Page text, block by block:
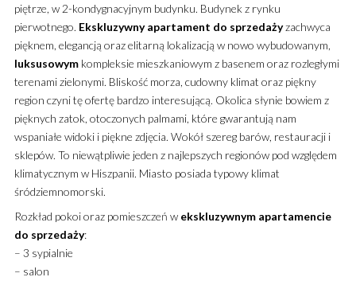
piętrze, w 2-kondygnacyjnym budynku. Budynek z rynku
pierwotnego. Ekskluzywny apartament do sprzedażyzachwyca
pięknem, elegancją oraz elitarną lokalizacją w nowo wybudowanym,
luksusowymkompleksie mieszkaniowym z basenem oraz rozległymi
terenami zielonymi. Bliskość morza, cudowny klimat oraz piękny
region czyni tę ofertę bardzo interesującą. Okolica słynie bowiem z
pięknych zatok, otoczonych palmami, które gwarantują nam
wspaniałe widoki i piękne zdjęcia. Wokół szereg barów, restauracji i
sklepów. To niewątpliwie jeden z najlepszych regionów pod względem
klimatycznym w Hiszpanii. Miasto posiada typowy klimat
śródziemnomorski.
Rozkład pokoi oraz pomieszczeń w ekskluzywnym apartamencie
do sprzedaży:
– 3 sypialnie
– salon